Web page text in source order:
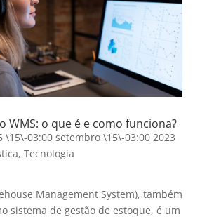
WMS: o que é e como funciona?
\15\-03:00 setembro \15\-03:00 2023
, Tecnologia
Management System), também
sistema de gestão de estoque, é um